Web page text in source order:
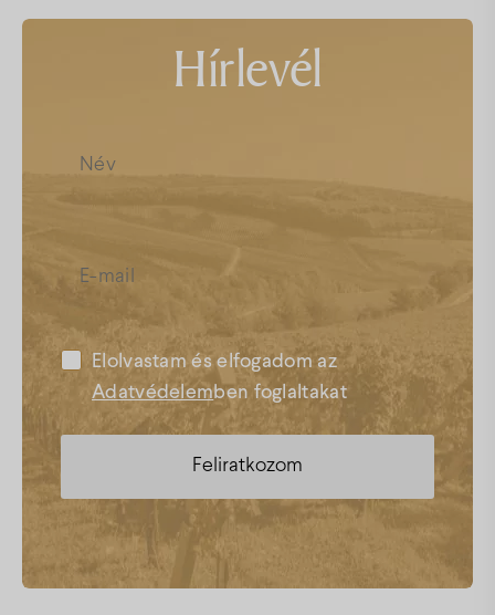
Hírlevél
Elolvastam és elfogadom az
Adatvédelemben foglaltakat